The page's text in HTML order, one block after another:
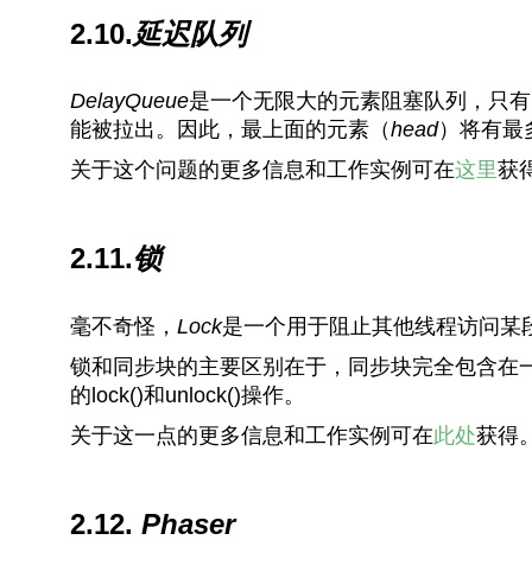
2.10.延迟队列
DelayQueue是一个无限大的元素阻塞队列，只
能被拉出。因此，最上面的元素（head）将有最
关于这个问题的更多信息和工作实例可在这里获
2.11.锁
毫不奇怪， Lock是一个用于阻止其他线程访问
锁和同步块的主要区别在于，同步块完全包含
的lock()和unlock()操作。
关于这一点的更多信息和工作实例可在此处获得
2.12. Phaser